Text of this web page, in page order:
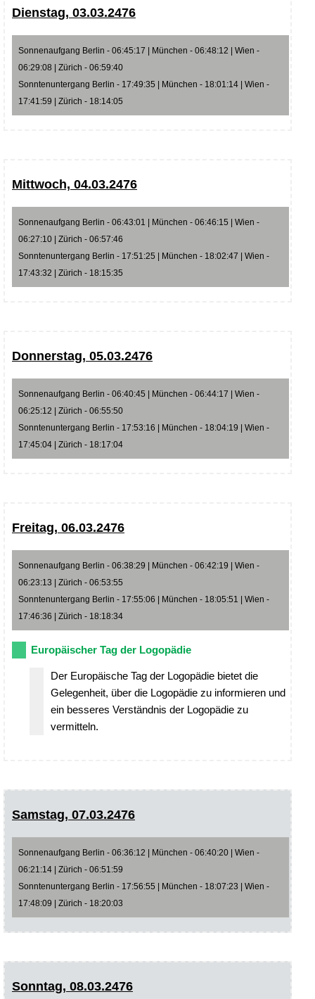
Dienstag, 03.03.2476
Sonnenaufgang Berlin - 06:45:17 | München - 06:48:12 | Wien -
06:29:08 | Zürich - 06:59:40
Sonntenuntergang Berlin - 17:49:35 | München - 18:01:14 | Wien -
17:41:59 | Zürich - 18:14:05
Mittwoch, 04.03.2476
Sonnenaufgang Berlin - 06:43:01 | München - 06:46:15 | Wien -
06:27:10 | Zürich - 06:57:46
Sonntenuntergang Berlin - 17:51:25 | München - 18:02:47 | Wien -
17:43:32 | Zürich - 18:15:35
Donnerstag, 05.03.2476
Sonnenaufgang Berlin - 06:40:45 | München - 06:44:17 | Wien -
06:25:12 | Zürich - 06:55:50
Sonntenuntergang Berlin - 17:53:16 | München - 18:04:19 | Wien -
17:45:04 | Zürich - 18:17:04
Freitag, 06.03.2476
Sonnenaufgang Berlin - 06:38:29 | München - 06:42:19 | Wien -
06:23:13 | Zürich - 06:53:55
Sonntenuntergang Berlin - 17:55:06 | München - 18:05:51 | Wien -
17:46:36 | Zürich - 18:18:34
Europäischer Tag der Logopädie
Der Europäische Tag der Logopädie bietet die
Gelegenheit, über die Logopädie zu informieren und
ein besseres Verständnis der Logopädie zu
vermitteln.
Samstag, 07.03.2476
Sonnenaufgang Berlin - 06:36:12 | München - 06:40:20 | Wien -
06:21:14 | Zürich - 06:51:59
Sonntenuntergang Berlin - 17:56:55 | München - 18:07:23 | Wien -
17:48:09 | Zürich - 18:20:03
Sonntag, 08.03.2476